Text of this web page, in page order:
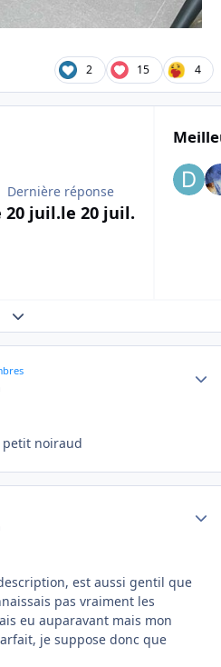
2 15 4
Dernière réponse
20 juil.le 20 juil.
Expand topic overview
petit noiraud
est aussi gentil que
pas vraiment les
eu auparavant mais mon
je suppose donc que